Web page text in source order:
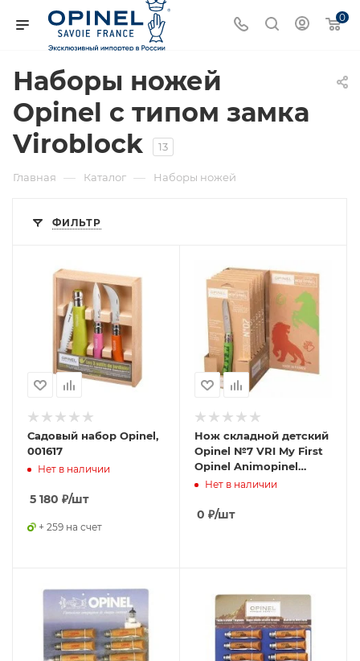
0
Наборы ножей
Opinel с типом замка
Viroblock
13
Главная — Каталог — Наборы ножей
ФИЛЬТР
Садовый набор Opinel,
001617
Нет в наличии
5 180 ₽/шт
+ 259 на счет
Нож складной детский
Opinel №7 VRI My First
Opinel Animopinel
Horse (001702)
Нет в наличии
0 ₽/шт